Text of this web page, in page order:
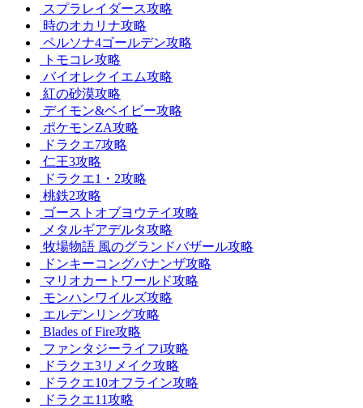
スプラレイダース攻略
時のオカリナ攻略
ペルソナ4ゴールデン攻略
トモコレ攻略
バイオレクイエム攻略
紅の砂漠攻略
デイモン&ベイビー攻略
ポケモンZA攻略
ドラクエ7攻略
仁王3攻略
ドラクエ1・2攻略
桃鉄2攻略
ゴーストオブヨウテイ攻略
メタルギアデルタ攻略
牧場物語 風のグランドバザール攻略
ドンキーコングバナンザ攻略
マリオカートワールド攻略
モンハンワイルズ攻略
エルデンリング攻略
Blades of Fire攻略
ファンタジーライフi攻略
ドラクエ3リメイク攻略
ドラクエ10オフライン攻略
ドラクエ11攻略